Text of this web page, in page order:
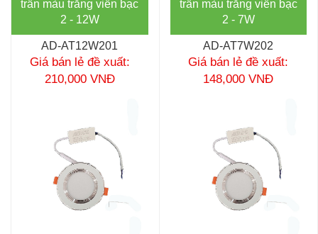
trần màu trắng viền bạc
2 - 12W
AD-AT12W201
Giá bán lẻ đề xuất:
210,000 VNĐ
trần màu trắng viền bạc
2 - 7W
AD-AT7W202
Giá bán lẻ đề xuất:
148,000 VNĐ